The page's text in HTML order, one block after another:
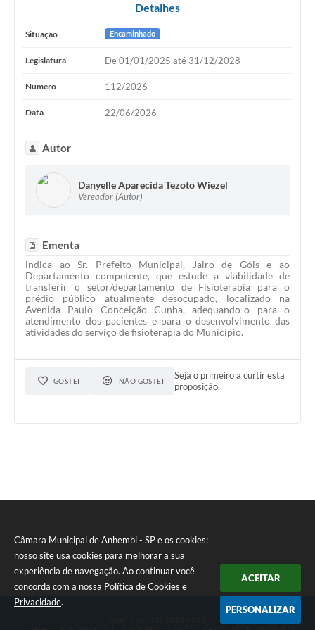
Câmara Municipal de Anhembi - SP e os cookies:
nosso site usa cookies para melhorar a sua
experiência de navegação. Ao continuar você
concorda com a nossa Política de Cookies e
Privacidade.
ACEITAR
PERSONALIZAR
Detalhes
Situação Encaminhado
Legislatura De 01/01/2025 até 31/12/2028
Número 112/2026
Data 22/06/2026
Autor
Danyelle Aparecida Tezoto Wiezel
Vereador (Autor)
Ementa
indica ao Sr. Prefeito Municipal, Jairo de Góis e ao
Departamento competente, que estude a viabilidade de
transferir o setor/departamento de Fisioterapia para o
prédio público atualmente desocupado, localizado na
Avenida Paulo Conceição Cunha, adequando-o para o
atendimento dos pacientes e para o desenvolvimento das
atividades do serviço de fisioterapia do Município.
GOSTEI NÃO GOSTEI
Seja o primeiro a curtir esta
proposição.